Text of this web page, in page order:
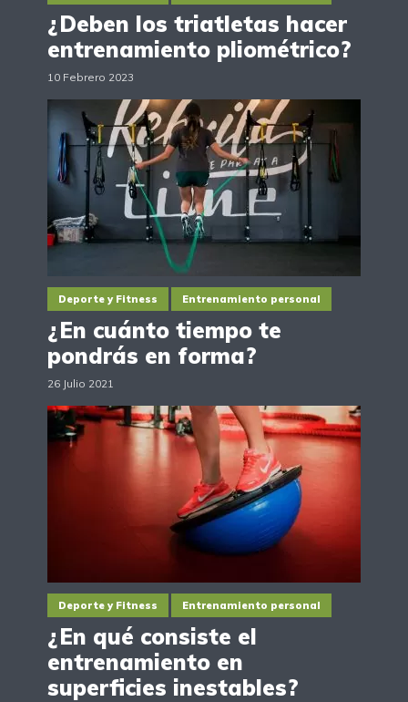
¿Deben los triatletas hacer
entrenamiento pliométrico?
10 Febrero 2023
Deporte y Fitness Entrenamiento personal
¿En cuánto tiempo te
pondrás en forma?
26 Julio 2021
Deporte y Fitness Entrenamiento personal
¿En qué consiste el
entrenamiento en
superficies inestables?